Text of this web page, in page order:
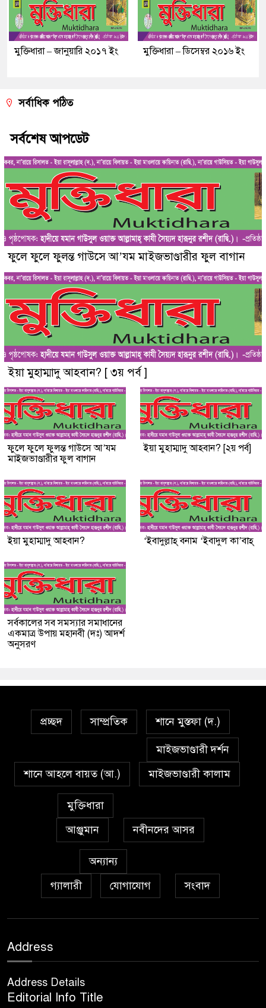
মুক্তিধারা – জানুয়ারি ২০১৭ ইং মুক্তিধারা – ডিসেম্বর ২০১৬ ইং
সর্বাধিক পঠিত
সর্বশেষ আপডেট
ফুলে ফুলে ফুলন্ত গাউসে আ’যম মাইজভাণ্ডারীর ফুল বাগান
ইয়া মুহাম্মাদু আহবান? [ ৩য় পর্ব ]
ফুলে ফুলে ফুলন্ত গাউসে আ’যম
মাইজভাণ্ডারীর ফুল বাগান
ইয়া মুহাম্মাদু আহবান? [২য় পর্ব]
ইয়া মুহাম্মাদু আহবান? ‘ইবাদুল্লাহ্ বনাম ‘ইবাদুল কা’বাহ্
সর্বকালের সব সমস্যার সমাধানের
একমাত্র উপায় মহানবী (দঃ) আদর্শ
অনুসরণ
প্রচ্ছদ সাম্প্রতিক শানে মুস্তফা (দ.)
শানে আহলে বায়ত (আ.)
মাইজভাণ্ডারী দর্শন
মাইজভাণ্ডারী কালাম
মুক্তিধারা
আঞ্জুমান
নবীনদের আসর
অন্যান্য
গ্যালারী
যোগাযোগ সংবাদ
Address
Address Details
Editorial Info Title